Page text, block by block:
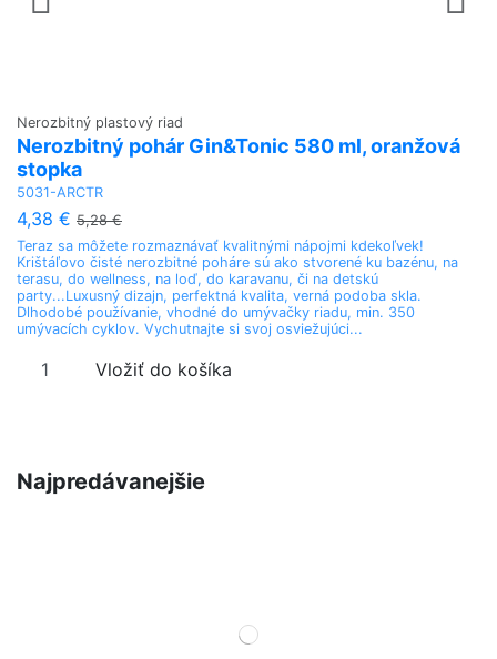
Nerozbitný plastový riad
Nerozbitný pohár Gin&Tonic 580 ml, oranžová
stopka
5031-ARCTR
4,38 € 5,28 €
Teraz sa môžete rozmaznávať kvalitnými nápojmi kdekoľvek!
Krištáľovo čisté nerozbitné poháre sú ako stvorené ku bazénu, na
terasu, do wellness, na loď, do karavanu, či na detskú
party...Luxusný dizajn, perfektná kvalita, verná podoba skla.
Dlhodobé používanie, vhodné do umývačky riadu, min. 350
umývacích cyklov. Vychutnajte si svoj osviežujúci...
Vložiť do košíka
Najpredávanejšie